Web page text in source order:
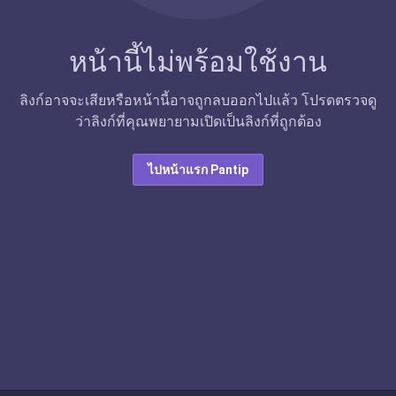
หน้านี้ไม่พร้อมใช้งาน
ลิงก์อาจจะเสียหรือหน้านี้อาจถูกลบออกไปแล้ว โปรดตรวจดู
ว่าลิงก์ที่คุณพยายามเปิดเป็นลิงก์ที่ถูกต้อง
ไปหน้าแรก Pantip